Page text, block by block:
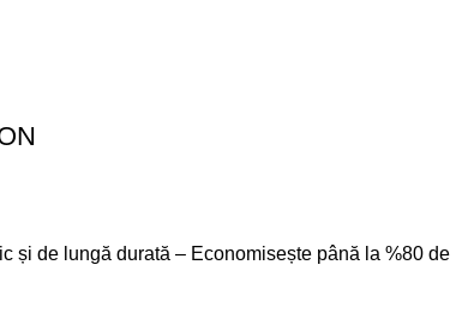
și de lungă durată – Economisește până la %80 de